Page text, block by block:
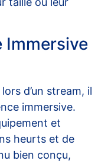
Immersive
d’un stream, il
immersive.
et
heurts et de
bien conçu,